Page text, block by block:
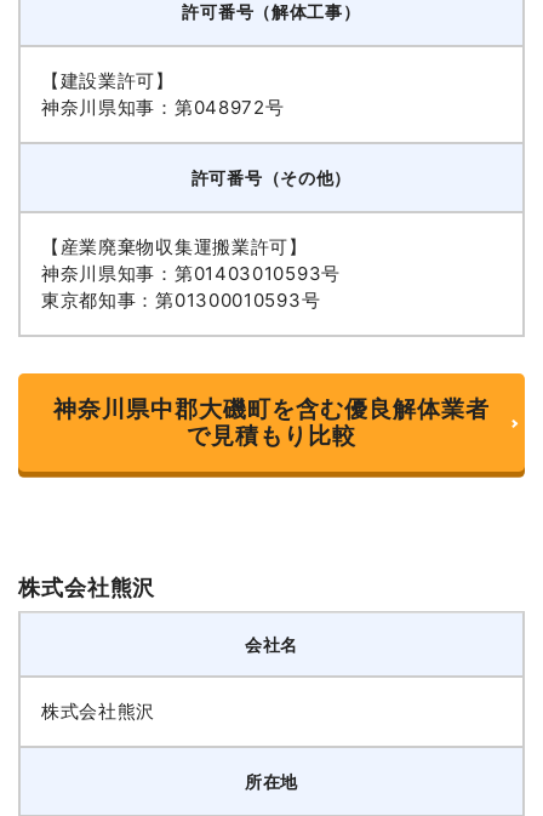
許可番号（解体工事）
【建設業許可】
神奈川県知事：第048972号
許可番号（その他）
【産業廃棄物収集運搬業許可】
神奈川県知事：第01403010593号
東京都知事：第01300010593号
神奈川県中郡大磯町を含む優良解体業者
で見積もり比較
株式会社熊沢
会社名
株式会社熊沢
所在地